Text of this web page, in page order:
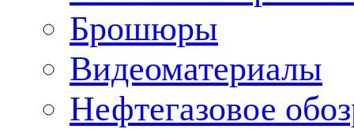
Брошюры
Видеоматериалы
Нефтегазовое